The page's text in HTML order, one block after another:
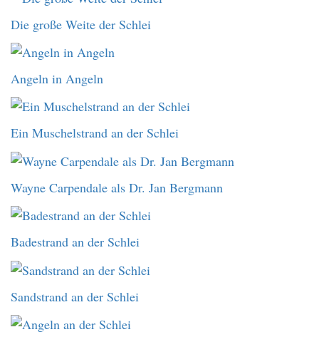
Die große Weite der Schlei
Angeln in Angeln
Ein Muschelstrand an der Schlei
Wayne Carpendale als Dr. Jan Bergmann
Badestrand an der Schlei
Sandstrand an der Schlei